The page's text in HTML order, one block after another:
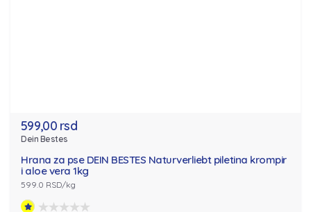
599,00 rsd
Dein Bestes
Hrana za pse DEIN BESTES Naturverliebt piletina krompir
i aloe vera 1kg
599.0 RSD/kg